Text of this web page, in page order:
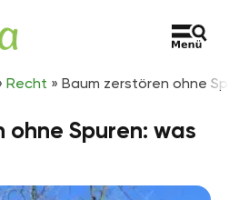
Recht » Baum zerstören ohne
ohne Spuren: was